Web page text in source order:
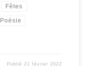
Fêtes
Poésie
Publié 21 février 2022